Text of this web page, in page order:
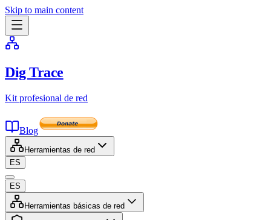
Skip to main content
Dig Trace
Kit profesional de red
Blog
Herramientas de red
ES
ES
Herramientas básicas de red